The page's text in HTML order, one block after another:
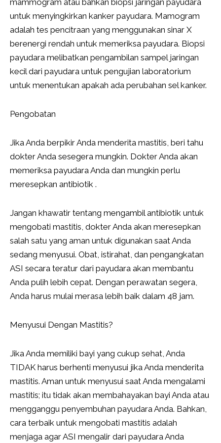
untuk menyingkirkan kanker payudara. Mamogram
adalah tes pencitraan yang menggunakan sinar X
berenergi rendah untuk memeriksa payudara. Biopsi
payudara melibatkan pengambilan sampel jaringan
kecil dari payudara untuk pengujian laboratorium
untuk menentukan apakah ada perubahan sel kanker.
Pengobatan
Jika Anda berpikir Anda menderita mastitis, beri tahu
dokter Anda sesegera mungkin. Dokter Anda akan
memeriksa payudara Anda dan mungkin perlu
meresepkan antibiotik .
Jangan khawatir tentang mengambil antibiotik untuk
mengobati mastitis, dokter Anda akan meresepkan
salah satu yang aman untuk digunakan saat Anda
sedang menyusui. Obat, istirahat, dan pengangkatan
ASI secara teratur dari payudara akan membantu
Anda pulih lebih cepat. Dengan perawatan segera,
Anda harus mulai merasa lebih baik dalam 48 jam.
Menyusui Dengan Mastitis?
Jika Anda memiliki bayi yang cukup sehat, Anda
TIDAK harus berhenti menyusui jika Anda menderita
mastitis. Aman untuk menyusui saat Anda mengalami
mastitis; itu tidak akan membahayakan bayi Anda atau
mengganggu penyembuhan payudara Anda. Bahkan,
cara terbaik untuk mengobati mastitis adalah
menjaga agar ASI mengalir dari payudara Anda